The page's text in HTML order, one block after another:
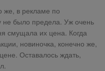
же, в рекламе по
не было предела. Уж очень
смущала их цена. Когда
новиночка, конечно же,
Оставалось ждать,